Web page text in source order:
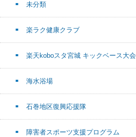
未分類
楽ラク健康クラブ
楽天koboスタ宮城 キックベース大会
海水浴場
石巻地区復興応援隊
障害者スポーツ支援プログラム